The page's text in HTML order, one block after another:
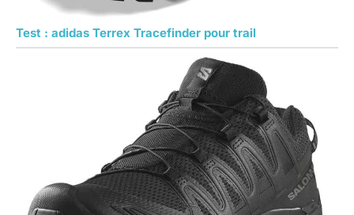
Test : adidas Terrex Tracefinder pour trail